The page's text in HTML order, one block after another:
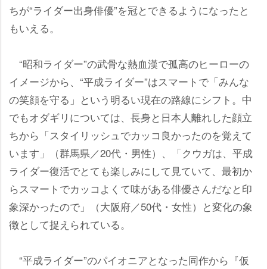
ちが“ライダー出身俳優”を冠とできるようになったと
もいえる。
“昭和ライダー”の武骨な熱血漢で孤高のヒーローの
イメージから、“平成ライダー”はスマートで「みんな
の笑顔を守る」という明るい現在の路線にシフト。中
でもオダギリについては、長身と日本人離れした顔立
ちから「スタイリッシュでカッコ良かったのを覚えて
います」（群馬県／20代・男性）、「クウガは、平成
ライダー復活でとても楽しみにして見ていて、最初か
らスマートでカッコよくて味がある俳優さんだなと印
象深かったので」（大阪府／50代・女性）と変化の象
徴として捉えられている。
“平成ライダー”のパイオニアとなった同作から『仮